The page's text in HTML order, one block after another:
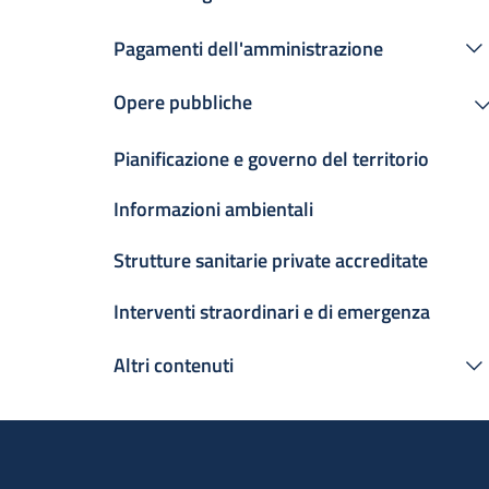
Pagamenti dell'amministrazione
Opere pubbliche
Pianificazione e governo del territorio
Informazioni ambientali
Strutture sanitarie private accreditate
Interventi straordinari e di emergenza
Altri contenuti